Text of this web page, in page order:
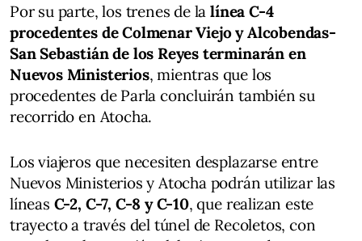
Por su parte, los trenes de lalínea C-4
procedentes de Colmenar Viejo y Alcobendas-
San Sebastián de los Reyes terminarán en
Nuevos Ministerios, mientras que los
procedentes de Parla concluirán también su
recorrido en Atocha.
Los viajeros que necesiten desplazarse entre
Nuevos Ministerios y Atocha podrán utilizar las
líneas C-2, C-7, C-8 y C-10, que realizan este
trayecto a través del túnel de Recoletos, con